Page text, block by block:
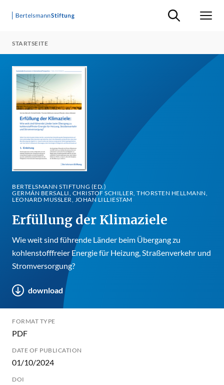
Suche ein-/
STARTSEITE
BERTELSMANN STIFTUNG (ED.)
GERMÁN BERSALLI, CHRISTOF SCHILLER, THORSTEN HELLMANN,
LEONARD MUSSLER, JOHAN LILLIESTAM
Erfüllung der Klimaziele
Wie weit sind führende Länder beim Übergang zu
kohlenstofffreier Energie für Heizung, Straßenverkehr und
Stromversorgung?
download
FORMAT TYPE
PDF
DATE OF PUBLICATION
01/10/2024
DOI